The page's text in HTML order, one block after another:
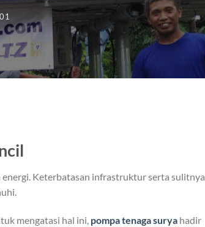
Keterbatasan infrastruktur serta sulitnya
mengatasi hal ini, pompa tenaga surya hadir